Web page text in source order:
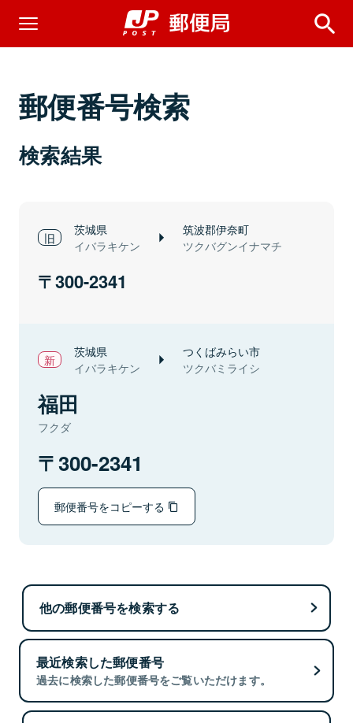
郵便番号検索
検索結果
茨城県
イバラキケン
筑波郡伊奈町
ツクバグンイナマチ
300-2341
茨城県
イバラキケン
つくばみらい市
ツクバミライシ
福田
フクダ
300-2341
郵便番号をコピーする
他の郵便番号を検索する
最近検索した郵便番号
過去に検索した郵便番号をご覧いただけます。